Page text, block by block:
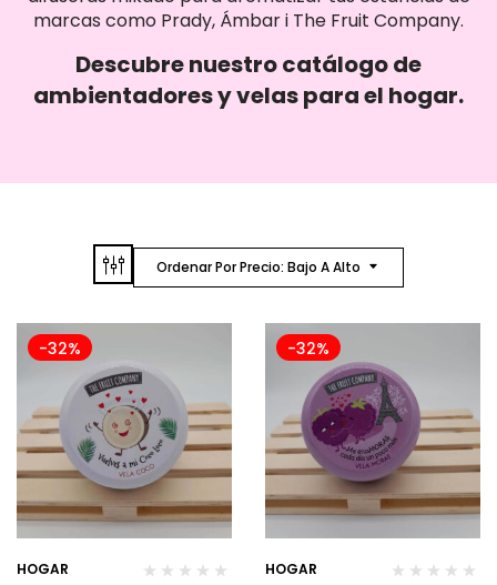
marcas como Prady, Ámbar i The Fruit Company.
Descubre nuestro catálogo de
ambientadores y velas para el hogar.
Ordenar Por Precio: Bajo A Alto
-32%
HOGAR
-32%
HOGAR